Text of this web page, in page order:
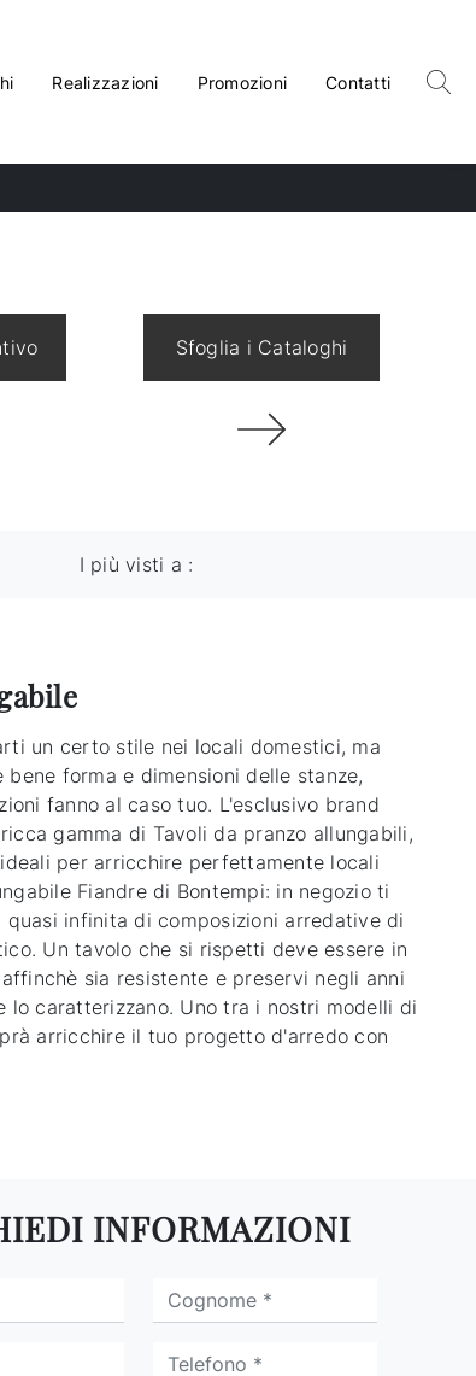
Realizzazioni Promozioni Contatti
Sfoglia i Cataloghi
I più visti a :
un certo stile nei locali domestici, ma
forma e dimensioni delle stanze,
fanno al caso tuo. L'esclusivo brand
gamma di Tavoli da pranzo allungabili,
per arricchire perfettamente locali
Fiandre di Bontempi: in negozio ti
quasi infinita di composizioni arredative di
Un tavolo che si rispetti deve essere in
sia resistente e preservi negli anni
lo caratterizzano. Uno tra i nostri modelli di
arricchire il tuo progetto d'arredo con
INFORMAZIONI